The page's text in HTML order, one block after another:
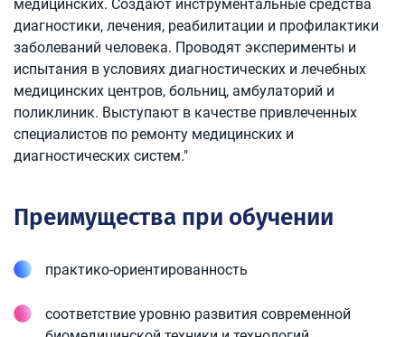
медицинских. Создают инструментальные средства
диагностики, лечения, реабилитации и профилактики
заболеваний человека. Проводят эксперименты и
испытания в условиях диагностических и лечебных
медицинских центров, больниц, амбулаторий и
поликлиник. Выступают в качестве привлеченных
специалистов по ремонту медицинских и
диагностических систем."
Преимущества при обучении
практико-ориентированность
соответствие уровню развития современной